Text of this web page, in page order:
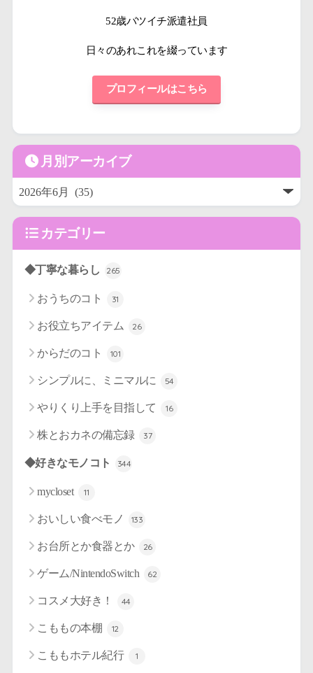
52歳バツイチ派遣社員
日々のあれこれを綴っています
プロフィールはこちら
月別アーカイブ
カテゴリー
◆丁寧な暮らし 265
おうちのコト 31
お役立ちアイテム 26
からだのコト 101
シンプルに、ミニマルに 54
やりくり上手を目指して 16
株とおカネの備忘録 37
◆好きなモノコト 344
mycloset 11
おいしい食べモノ 133
お台所とか食器とか 26
ゲーム/NintendoSwitch 62
コスメ大好き！ 44
こももの本棚 12
こももホテル紀行 1